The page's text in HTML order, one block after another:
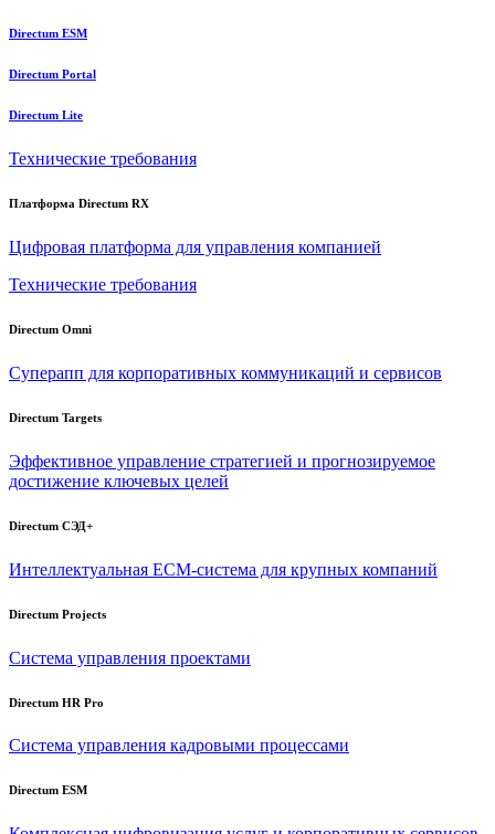
Directum ESM
Directum Portal
Directum Lite
Технические требования
Платформа Directum RX
Цифровая платформа для управления компанией
Технические требования
Directum Omni
Суперапп для корпоративных коммуникаций и сервисов
Directum Targets
Эффективное управление стратегией и прогнозируемое
достижение ключевых целей
Directum СЭД+
Интеллектуальная ECM-система для крупных компаний
Directum Projects
Система управления проектами
Directum HR Pro
Система управления кадровыми процессами
Directum ESM